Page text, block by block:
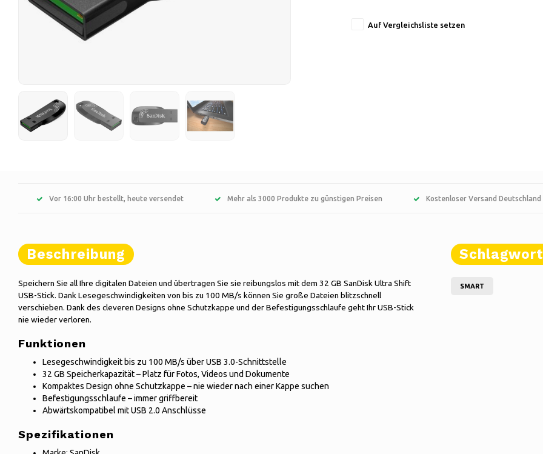
Auf Vergleichsliste setzen
Vor 16:00 Uhr bestellt, heute versendet Mehr als 3000 Produkte zu günstigen Preisen Kostenloser Versand Deutschland
Beschreibung
Speichern Sie all Ihre digitalen Dateien und übertragen Sie sie reibungslos mit dem 32 GB SanDisk Ultra Shift
USB-Stick. Dank Lesegeschwindigkeiten von bis zu 100 MB/s können Sie große Dateien blitzschnell
verschieben. Dank des cleveren Designs ohne Schutzkappe und der Befestigungsschlaufe geht Ihr USB-Stick
nie wieder verloren.
Funktionen
Lesegeschwindigkeit bis zu 100 MB/s über USB 3.0-Schnittstelle
32 GB Speicherkapazität – Platz für Fotos, Videos und Dokumente
Kompaktes Design ohne Schutzkappe – nie wieder nach einer Kappe suchen
Befestigungsschlaufe – immer griffbereit
Abwärtskompatibel mit USB 2.0 Anschlüsse
Spezifikationen
SMART